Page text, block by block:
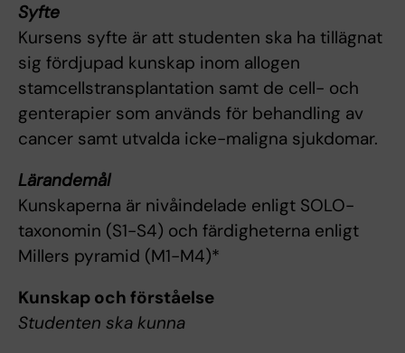
Syfte
Kursens syfte är att studenten ska ha tillägnat
sig fördjupad kunskap inom allogen
stamcellstransplantation samt de cell- och
genterapier som används för behandling av
cancer samt utvalda icke-maligna sjukdomar.
Lärandemål
Kunskaperna är nivåindelade enligt SOLO-
taxonomin (S1-S4) och färdigheterna enligt
Millers pyramid (M1-M4)*
Kunskap och förståelse
Studenten ska kunna